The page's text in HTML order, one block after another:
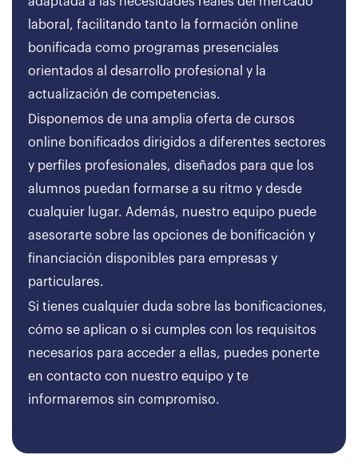
laboral, facilitando tanto la formación online
bonificada como programas presenciales
orientados al desarrollo profesional y la
actualización de competencias.
Disponemos de una amplia oferta de cursos
online bonificados dirigidos a diferentes sectores
y perfiles profesionales, diseñados para que los
alumnos puedan formarse a su ritmo y desde
cualquier lugar. Además, nuestro equipo puede
asesorarte sobre las opciones de bonificación y
financiación disponibles para empresas y
particulares.
Si tienes cualquier duda sobre las bonificaciones,
cómo se aplican o si cumples con los requisitos
necesarios para acceder a ellas, puedes ponerte
en contacto con nuestro equipo y te
informaremos sin compromiso.